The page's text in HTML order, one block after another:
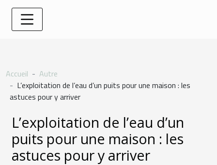
Accueil
Autre
L’exploitation de l’eau d’un puits pour une maison : les
astuces pour y arriver
L’exploitation de l’eau d’un
puits pour une maison : les
astuces pour y arriver